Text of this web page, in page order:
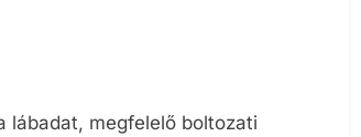
lábadat, megfelelő boltozati